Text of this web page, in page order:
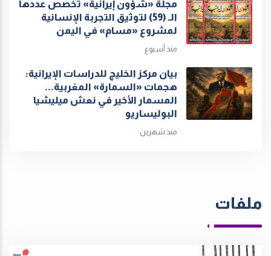
مجلة «شؤون إيرانية» تخصص عددها
الـ (59) لتوثيق التجربة الإنسانية
لمشروع «مسام» في اليمن
منذ أسبوع
بيان مركز الخليج للدراسات الإيرانية:
هجمات «السمارة» المغربية...
المسمار الأخير في نعش ميليشيا
البوليساريو
منذ شهرين
ملفات